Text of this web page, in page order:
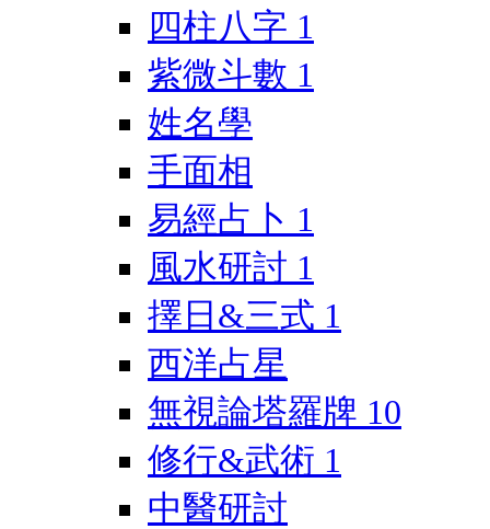
四柱八字 1
紫微斗數 1
姓名學
手面相
易經占卜 1
風水研討 1
擇日&三式 1
西洋占星
無視論塔羅牌 10
修行&武術 1
中醫研討